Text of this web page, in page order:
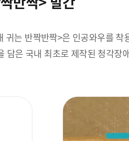
는 반짝반짝>은 인공와우를
은 국내 최초로 제작된 청각장